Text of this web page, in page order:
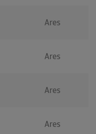
Ares
Ares
Ares
Ares